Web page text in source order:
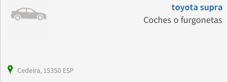
toyota supra
Coches o furgonetas
Cedeira, 15350 ESP